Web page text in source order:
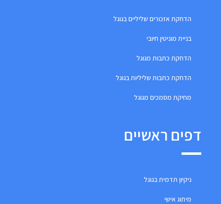
הדחקת אזכורים שליליים בגוגל
בניית מוניטין חיובי
הדחקת כתבות מגוגל
הדחקת כתבות שליליות בגוגל
מחיקת מסמכים מגוגל
דפים ראשיים
ניקיון תדמית בגוגל
מיתוג אישי